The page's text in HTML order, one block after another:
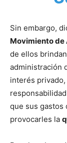
Sin embargo,
Movimiento de
de ellos
administración
interés
que sus gastos
provocarles la